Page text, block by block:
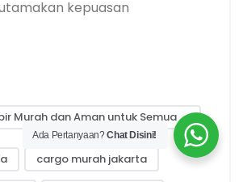
kepuasan
Murah dan Aman untuk Semua
cargo murah jakarta
Ada Pertanyaan?Chat Disini!